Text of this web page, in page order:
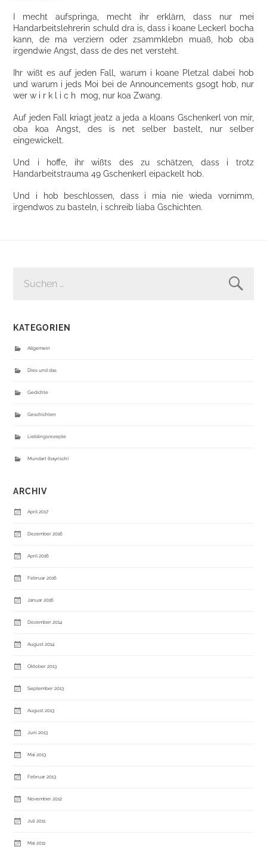
I mecht aufspringa, mecht ihr erklärn, dass nur mei
Handarbeitslehrerin schuld dra is, dass i koane Leckerl bocha
kann, de ma verziern oder zsammklebn muaß, hob oba
irgendwie Angst, dass de des net versteht.
Ihr wißt es auf jeden Fall, warum i koane Pletzal dabei hob
und warum i jeds Moi bei de Announcements gsogt hob, nur
wer w i r k l i c h mog, nur koa Zwang.
Auf jeden Fall kriagt jeatz a jeda a kloans Gschenkerl von mir,
oba koa Angst, des is net selber bastelt, nur selber
eingewickelt.
Und i hoffe, ihr wißts des zu schätzen, dass i trotz
Handarbeitstrauma 49 Gschenkerl eipackelt hob.
Und i hob beschlossen, dass i mia nie wieda vornimm,
irgendwos zu basteln, i schreib liaba Gschichten.
KATEGORIEN
Allgemein
Dies und das
Gedichte
Geschichten
Lieblingsrezepte
Mundart (bayrisch)
ARCHIV
April 2017
Dezember 2016
April 2016
Februar 2016
Januar 2016
Dezember 2014
August 2014
Oktober 2013
September 2013
August 2013
Juni 2013
Mai 2013
Februar 2013
November 2012
Juli 2011
Mai 2011